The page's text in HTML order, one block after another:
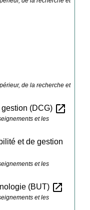
de la recherche et
(DCG) open_in_new
et les
et de gestion
et les
(BUT) open_in_new
et les